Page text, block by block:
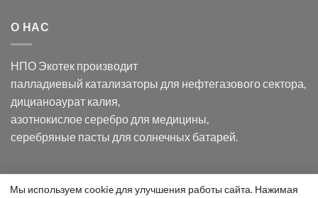
оксида
в
электролите
калий
дицианоаурат–
гексацианоферрата
О НАС
НПО Экотек производит
палладиевый катализаторы для нефтегазового сектора,
дицианоаурат калия
азотнокислое серебро для медицины,
серебряные пасты для солнечных батарей.
ООО "Экотек" 2026 ©Внимание! Все указанные сведения
Уведомление
Мы используем cookie для улучшения работы сайта. Нажимая